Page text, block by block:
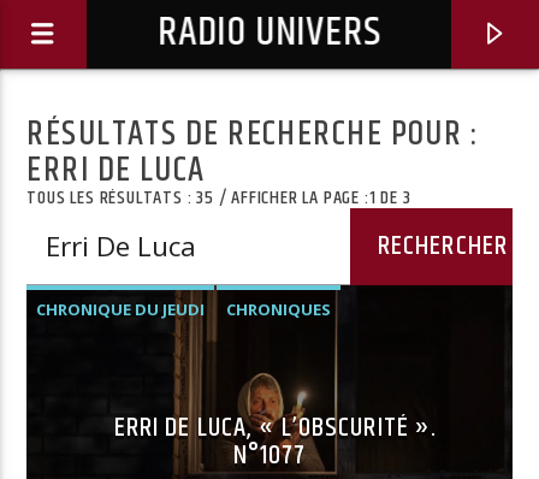
RADIO UNIVERS
RÉSULTATS DE RECHERCHE POUR :
ERRI DE LUCA
TOUS LES RÉSULTATS : 35 / AFFICHER LA PAGE :1 DE 3
CHRONIQUE DU JEUDI CHRONIQUES
ERRI DE LUCA, « L’OBSCURITÉ ».
N°1077